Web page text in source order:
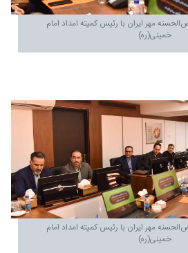
مهر ایران با رئیس کمیته امداد امام
خمینی(ره)
مهر ایران با رئیس کمیته امداد امام
خمینی(ره)